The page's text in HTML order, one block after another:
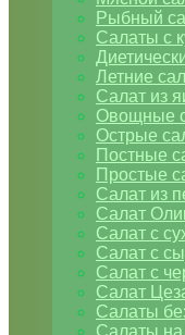
Рыбный
Салаты с
Летние
Салат из
Овощные
Острые
Постные
Простые
Салат из
Салат
Салат с
Салат с
Салат с
Салат
Салаты
Салаты